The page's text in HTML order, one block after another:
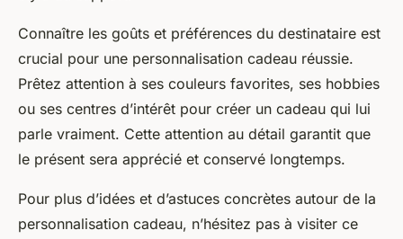
Connaître les goûts et préférences du destinataire est
crucial pour une personnalisation cadeau réussie.
Prêtez attention à ses couleurs favorites, ses hobbies
ou ses centres d’intérêt pour créer un cadeau qui lui
parle vraiment. Cette attention au détail garantit que
le présent sera apprécié et conservé longtemps.
Pour plus d’idées et d’astuces concrètes autour de la
personnalisation cadeau, n’hésitez pas à visiter ce